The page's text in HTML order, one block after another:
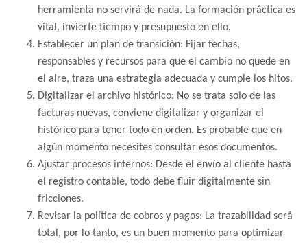
herramienta no servirá de nada. La formación práctica es
vital, invierte tiempo y presupuesto en ello.
Establecer un plan de transición: Fijar fechas,
responsables y recursos para que el cambio no quede en
el aire, traza una estrategia adecuada y cumple los hitos.
Digitalizar el archivo histórico: No se trata solo de las
facturas nuevas, conviene digitalizar y organizar el
histórico para tener todo en orden. Es probable que en
algún momento necesites consultar esos documentos.
Ajustar procesos internos: Desde el envío al cliente hasta
el registro contable, todo debe fluir digitalmente sin
fricciones.
Revisar la política de cobros y pagos: La trazabilidad será
total, por lo tanto, es un buen momento para optimizar